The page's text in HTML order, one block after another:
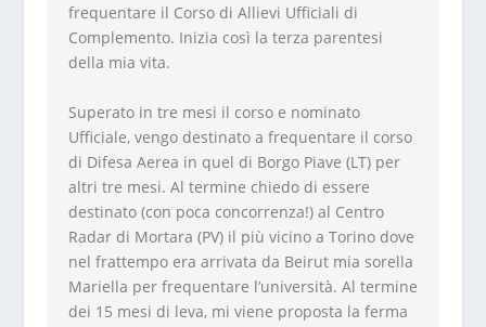
frequentare il Corso di Allievi Ufficiali di
Complemento. Inizia così la terza parentesi
della mia vita.
Superato in tre mesi il corso e nominato
Ufficiale, vengo destinato a frequentare il corso
di Difesa Aerea in quel di Borgo Piave (LT) per
altri tre mesi. Al termine chiedo di essere
destinato (con poca concorrenza!) al Centro
Radar di Mortara (PV) il più vicino a Torino dove
nel frattempo era arrivata da Beirut mia sorella
Mariella per frequentare l’università. Al termine
dei 15 mesi di leva, mi viene proposta la ferma